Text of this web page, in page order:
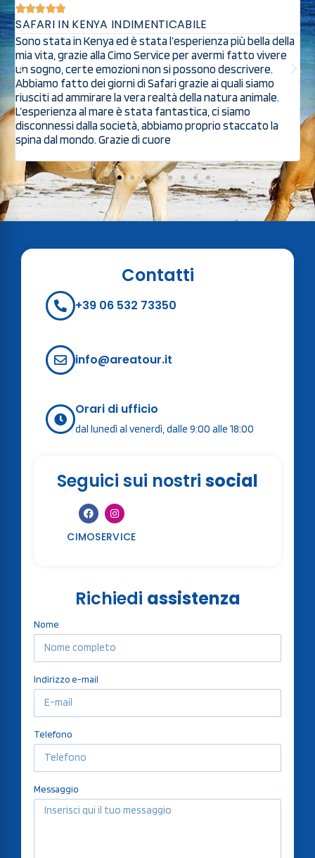

SAFARI IN KENYA INDIMENTICABILE
Sono stata in Kenya ed è stata l’esperienza più bella della
mia vita, grazie alla Cimo Service per avermi fatto vivere
un sogno, certe emozioni non si possono descrivere.
Abbiamo fatto dei giorni di Safari grazie ai quali siamo
riusciti ad ammirare la vera realtà della natura animale.
L’esperienza al mare è stata fantastica, ci siamo
disconnessi dalla società, abbiamo proprio staccato la
spina dal mondo. Grazie di cuore
Richiedi assistenza
Nome
Indirizzo e-mail
Telefono
Messaggio
Contatti
+39 06 532 73350
info@areatour.it
Orari di ufficio
dal lunedì al venerdì, dalle 9:00 alle 18:00
Seguici sui nostri social
CIMOSERVICE